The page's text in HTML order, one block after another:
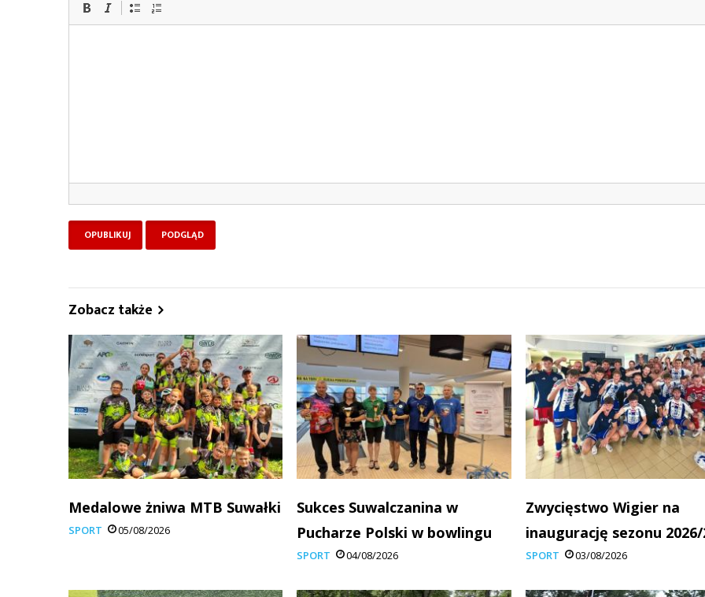
Zobacz także
Medalowe żniwa MTB Suwałki
SPORT 05/08/2026
Sukces Suwalczanina w
Pucharze Polski w bowlingu
SPORT 04/08/2026
Zwycięstwo Wigier na
inaugurację sezonu 2026/
SPORT 03/08/2026